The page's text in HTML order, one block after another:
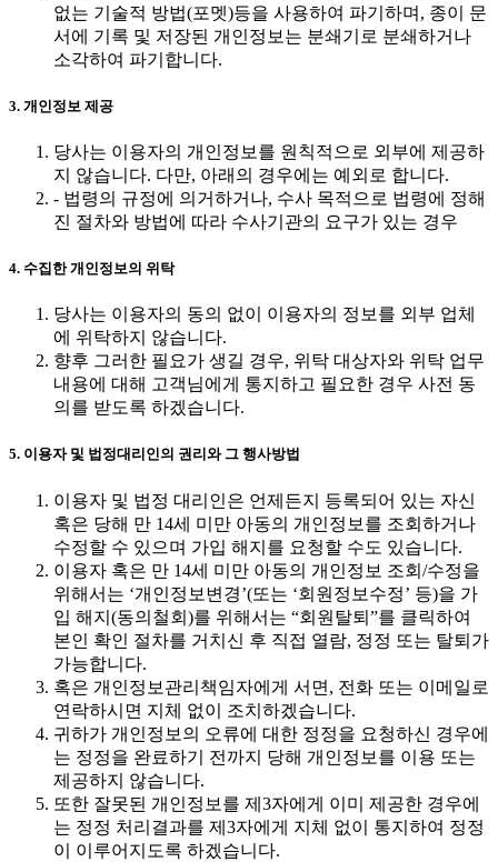
없는 기술적 방법(포멧)등을 사용하여 파기하며, 종이 문
서에 기록 및 저장된 개인정보는 분쇄기로 분쇄하거나
소각하여 파기합니다.
3. 개인정보 제공
당사는 이용자의 개인정보를 원칙적으로 외부에 제공하
지 않습니다. 다만, 아래의 경우에는 예외로 합니다.
- 법령의 규정에 의거하거나, 수사 목적으로 법령에 정해
진 절차와 방법에 따라 수사기관의 요구가 있는 경우
4. 수집한 개인정보의 위탁
당사는 이용자의 동의 없이 이용자의 정보를 외부 업체
에 위탁하지 않습니다.
향후 그러한 필요가 생길 경우, 위탁 대상자와 위탁 업무
내용에 대해 고객님에게 통지하고 필요한 경우 사전 동
의를 받도록 하겠습니다.
5. 이용자 및 법정대리인의 권리와 그 행사방법
이용자 및 법정 대리인은 언제든지 등록되어 있는 자신
혹은 당해 만 14세 미만 아동의 개인정보를 조회하거나
수정할 수 있으며 가입 해지를 요청할 수도 있습니다.
이용자 혹은 만 14세 미만 아동의 개인정보 조회/수정을
위해서는 ‘개인정보변경’(또는 ‘회원정보수정’ 등)을 가
입 해지(동의철회)를 위해서는 “회원탈퇴”를 클릭하여
본인 확인 절차를 거치신 후 직접 열람, 정정 또는 탈퇴가
가능합니다.
혹은 개인정보관리책임자에게 서면, 전화 또는 이메일로
연락하시면 지체 없이 조치하겠습니다.
귀하가 개인정보의 오류에 대한 정정을 요청하신 경우에
는 정정을 완료하기 전까지 당해 개인정보를 이용 또는
제공하지 않습니다.
또한 잘못된 개인정보를 제3자에게 이미 제공한 경우에
는 정정 처리결과를 제3자에게 지체 없이 통지하여 정정
이 이루어지도록 하겠습니다.